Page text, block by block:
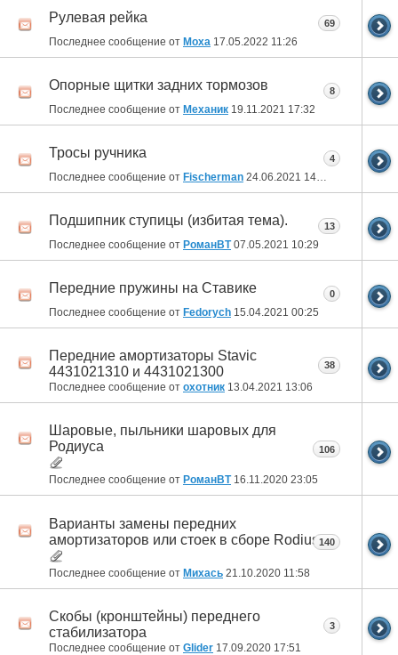
Рулевая рейка
Последнее сообщение от Moxa 17.05.2022 11:26
69
Опорные щитки задних тормозов
Последнее сообщение от Механик 19.11.2021 17:32
8
Тросы ручника
Последнее сообщение от Fischerman 24.06.2021 14:42
4
Подшипник ступицы (избитая тема).
Последнее сообщение от РоманВТ07.05.2021 10:29
13
Передние пружины на Ставике
Последнее сообщение от Fedorych 15.04.2021 00:25
0
Передние амортизаторы Stavic
4431021310 и 4431021300
Последнее сообщение от охотник 13.04.2021 13:06
38
Шаровые, пыльники шаровых для
Родиуса
Последнее сообщение от РоманВТ16.11.2020 23:05
106
Варианты замены передних
амортизаторов или стоек в сборе Rodius
Последнее сообщение от Михась 21.10.2020 11:58
140
Скобы (кронштейны) переднего
стабилизатора
Последнее сообщение от Glider 17.09.2020 17:51
3